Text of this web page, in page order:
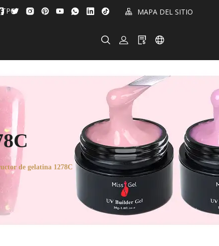
MAPA DEL SITIO
de gelatina 1278C